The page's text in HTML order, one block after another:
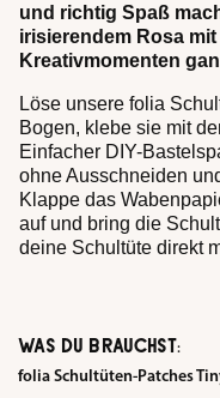
WAS DU BRAUCHST:
folia Schultüten-Patches
und richtig Spaß
irisierendem Rosa
Kreativmomenten
Löse unsere folia
Bogen, klebe sie mit
Einfacher DIY-
ohne Ausschneiden
Klappe das
auf und bring die
deine Schultüte direkt